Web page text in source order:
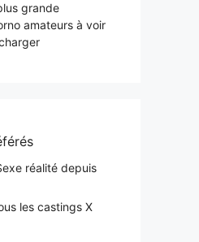
grande
amateurs à voir
réalité depuis
les castings X